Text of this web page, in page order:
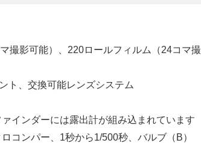
撮影可能）、220ロールフィルム（24コマ撮
ト、交換可能レンズシステム
インダーには露出計が組み込まれています
コンパー、1秒から1/500秒、バルブ（B）